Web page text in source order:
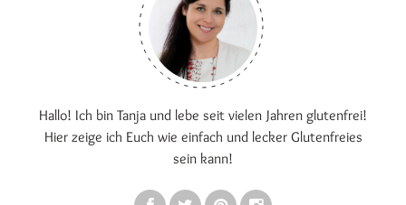
Hallo! Ich bin Tanja und lebe seit vielen Jahren glutenfrei!
Hier zeige ich Euch wie einfach und lecker Glutenfreies
sein kann!